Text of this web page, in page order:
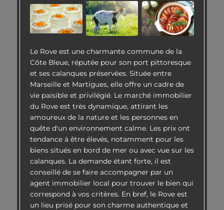
Le Rove est une charmante commune de la
Côte Bleue, réputée pour son port pittoresque
et ses calanques préservées. Située entre
Marseille et Martigues, elle offre un cadre de
vie paisible et privilégié. Le marché immobilier
du Rove est très dynamique, attirant les
amoureux de la nature et les personnes en
quête d'un environnement calme. Les prix ont
tendance à être élevés, notamment pour les
biens situés en bord de mer ou avec vue sur les
calanques. La demande étant forte, il est
conseillé de se faire accompagner par un
agent immobilier local pour trouver le bien qui
correspond à vos critères. En bref, le Rove est
un lieu prisé pour son charme authentique et